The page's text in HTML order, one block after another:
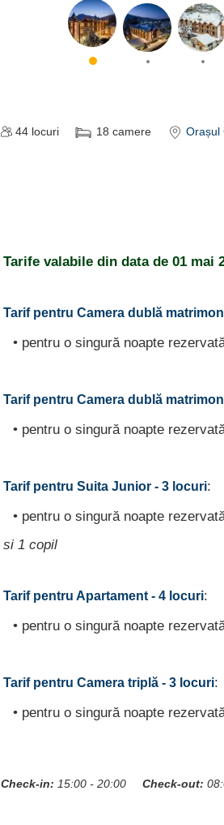
44 locuri 18 camere Orașul
Tarife valabile din data de 01 mai
Tarif pentru Camera dublă
• pentru o singură noapte
Tarif pentru Camera dublă
• pentru o singură noapte
Tarif pentru Suita Junior - 3 locuri:
• pentru o singură noapte
si 1 copil
Tarif pentru Apartament - 4 locuri:
• pentru o singură noapte
Tarif pentru Camera triplă - 3 locuri:
• pentru o singură noapte
Check-in: 15:00 - 20:00 Check-out: